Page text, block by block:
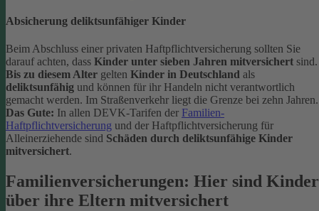
Absicherung deliktsunfähiger Kinder
Beim Abschluss einer privaten Haftpflichtversicherung sollten Sie
darauf achten, dass Kinder unter sieben Jahren mitversichert sind.
Bis zu diesem Alter gelten Kinder in Deutschland als
deliktsunfähig und können für ihr Handeln nicht verantwortlich
gemacht werden. Im Straßenverkehr liegt die Grenze bei zehn Jahren.
Das Gute: In allen DEVK-Tarifen der Familien-
Haftpflichtversicherung und der Haftpflichtversicherung für
Alleinerziehende sind Schäden durch deliktsunfähige Kinder
mitversichert.
Familienversicherungen: Hier sind Kinder
über ihre Eltern mitversichert